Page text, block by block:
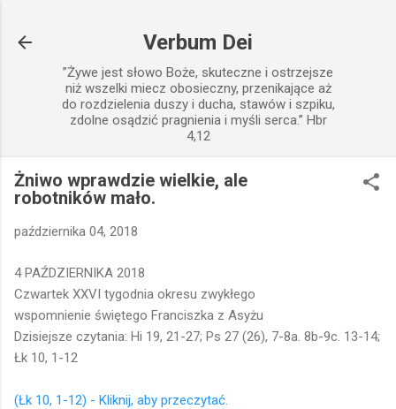
Verbum Dei
”Żywe jest słowo Boże, skuteczne i ostrzejsze
niż wszelki miecz obosieczny, przenikające aż
do rozdzielenia duszy i ducha, stawów i szpiku,
zdolne osądzić pragnienia i myśli serca.” Hbr
4,12
Żniwo wprawdzie wielkie, ale
robotników mało.
października 04, 2018
4 PAŹDZIERNIKA 2018
Czwartek XXVI tygodnia okresu zwykłego
wspomnienie świętego Franciszka z Asyżu
Dzisiejsze czytania: Hi 19, 21-27; Ps 27 (26), 7-8a. 8b-9c. 13-14;
Łk 10, 1-12
(Łk 10, 1-12) - Kliknij, aby przeczytać.